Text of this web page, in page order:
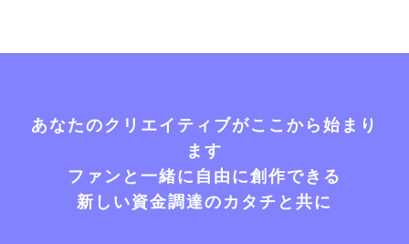
あなたのクリエイティブがここから始まり
ます
ファンと一緒に自由に創作できる
新しい資金調達のカタチと共に